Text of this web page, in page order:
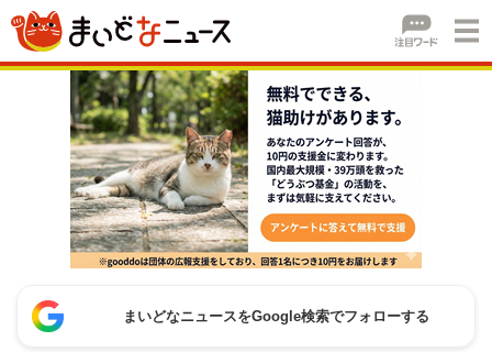
まいどなニュースをGoogle検索でフォローする